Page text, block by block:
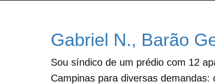
Gabriel N., Barão
Sou síndico de um prédio com 12
Campinas para diversas